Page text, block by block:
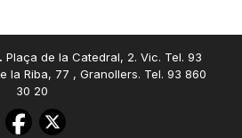
Plaça de la Catedral, 2. Vic. Tel. 93
la Riba, 77 , Granollers. Tel. 93 860
30 20